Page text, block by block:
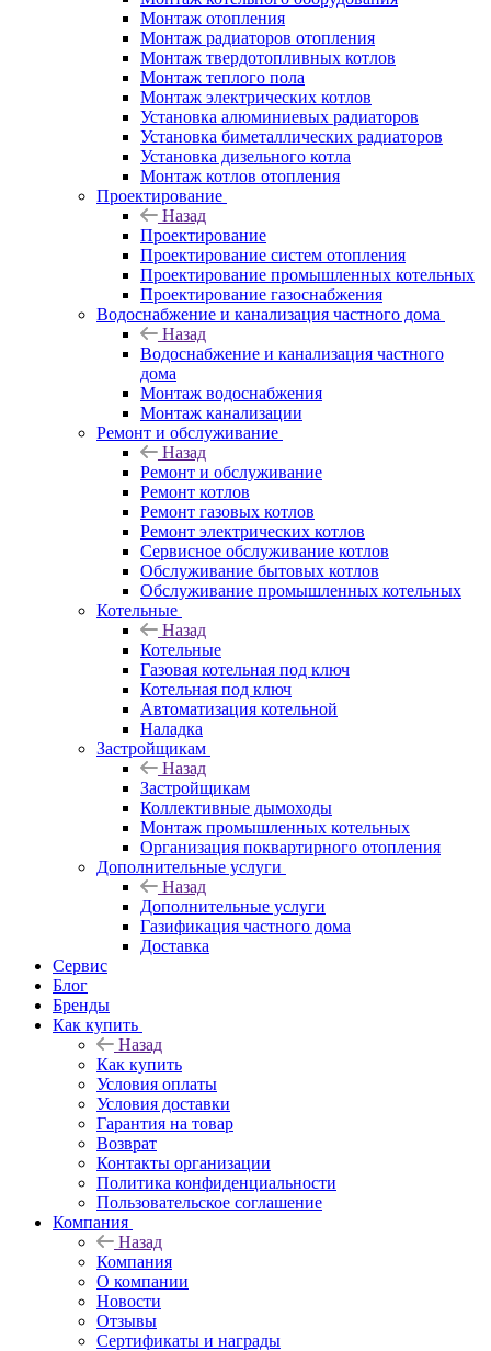
Монтаж отопления
Монтаж радиаторов отопления
Монтаж твердотопливных котлов
Монтаж теплого пола
Монтаж электрических котлов
Установка алюминиевых радиаторов
Установка биметаллических радиаторов
Установка дизельного котла
Монтаж котлов отопления
Проектирование
Назад
Проектирование
Проектирование систем отопления
Проектирование промышленных котельных
Проектирование газоснабжения
Водоснабжение и канализация частного дома
Назад
Водоснабжение и канализация частного
дома
Монтаж водоснабжения
Монтаж канализации
Ремонт и обслуживание
Назад
Ремонт и обслуживание
Ремонт котлов
Ремонт газовых котлов
Ремонт электрических котлов
Сервисное обслуживание котлов
Обслуживание бытовых котлов
Обслуживание промышленных котельных
Котельные
Назад
Котельные
Газовая котельная под ключ
Котельная под ключ
Автоматизация котельной
Наладка
Застройщикам
Назад
Застройщикам
Коллективные дымоходы
Монтаж промышленных котельных
Организация поквартирного отопления
Дополнительные услуги
Назад
Дополнительные услуги
Газификация частного дома
Доставка
Сервис
Блог
Бренды
Как купить
Назад
Как купить
Условия оплаты
Условия доставки
Гарантия на товар
Возврат
Контакты организации
Политика конфиденциальности
Пользовательское соглашение
Компания
Назад
Компания
О компании
Новости
Отзывы
Сертификаты и награды